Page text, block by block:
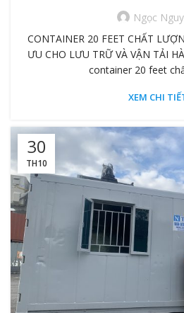
Ngọc
CONTAINER 20 FEET CHẤT
ƯU CHO LƯU TRỮ VÀ VẬN TẢI
container 20 feet
XEM CHI
30
TH10